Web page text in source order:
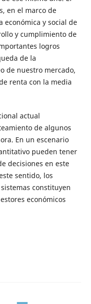
en el marco de
y social de
y cumplimiento de
logros
de la
de nuestro mercado,
renta con la media
actual
de algunos
En un escenario
pueden tener
decisiones en este
sentido, los
constituyen
económicos